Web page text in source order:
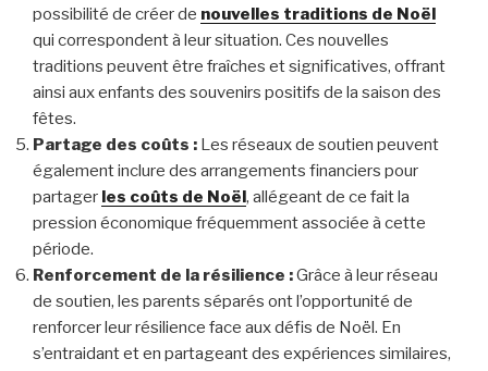
possibilité de créer de nouvelles traditions de Noël
qui correspondent à leur situation. Ces nouvelles
traditions peuvent être fraîches et significatives, offrant
ainsi aux enfants des souvenirs positifs de la saison des
fêtes.
Partage des coûts : Les réseaux de soutien peuvent
également inclure des arrangements financiers pour
partager les coûts de Noël , allégeant de ce fait la
pression économique fréquemment associée à cette
période.
Renforcement de la résilience :Grâce à leur réseau
de soutien, les parents séparés ont l’opportunité de
renforcer leur résilience face aux défis de Noël. En
s’entraidant et en partageant des expériences similaires,